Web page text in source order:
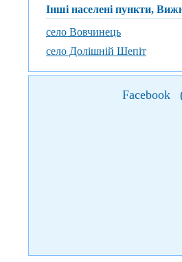
Інші населені пункти,
село Вовчинець
село Долішній Шепіт
Facebook